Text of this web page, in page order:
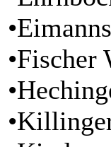
•Fischer